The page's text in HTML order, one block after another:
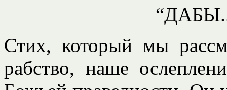
Стих, который мы
рабство, наше